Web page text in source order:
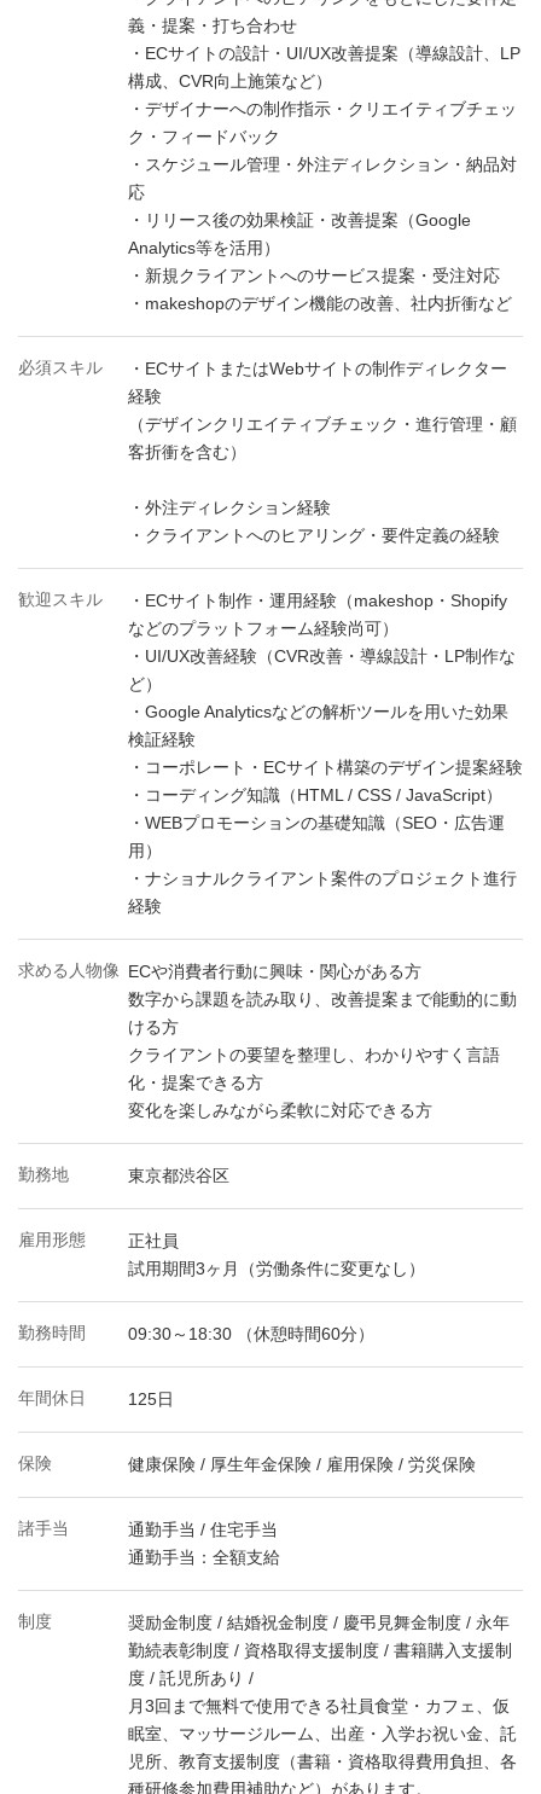
義・提案・打ち合わせ
・ECサイトの設計・UI/UX改善提案（導線設計、LP
構成、CVR向上施策など）
・デザイナーへの制作指示・クリエイティブチェッ
ク・フィードバック
・スケジュール管理・外注ディレクション・納品対
応
・リリース後の効果検証・改善提案（Google
Analytics等を活用）
・新規クライアントへのサービス提案・受注対応
・makeshopのデザイン機能の改善、社内折衝など
必須スキル
・ECサイトまたはWebサイトの制作ディレクター
経験
（デザインクリエイティブチェック・進行管理・顧
客折衝を含む）
・外注ディレクション経験
・クライアントへのヒアリング・要件定義の経験
歓迎スキル
・ECサイト制作・運用経験（makeshop・Shopify
などのプラットフォーム経験尚可）
・UI/UX改善経験（CVR改善・導線設計・LP制作な
ど）
・Google Analyticsなどの解析ツールを用いた効果
検証経験
・コーポレート・ECサイト構築のデザイン提案経験
・コーディング知識（HTML / CSS / JavaScript）
・WEBプロモーションの基礎知識（SEO・広告運
用）
・ナショナルクライアント案件のプロジェクト進行
経験
求める人物像 ECや消費者行動に興味・関心がある方
数字から課題を読み取り、改善提案まで能動的に動
ける方
クライアントの要望を整理し、わかりやすく言語
化・提案できる方
変化を楽しみながら柔軟に対応できる方
勤務地 東京都渋谷区
雇用形態
正社員
試用期間3ヶ月（労働条件に変更なし）
勤務時間 09:30～18:30 （休憩時間60分）
年間休日 125日
保険 健康保険 / 厚生年金保険 / 雇用保険 / 労災保険
諸手当
通勤手当 / 住宅手当
通勤手当：全額支給
制度
奨励金制度 / 結婚祝金制度 / 慶弔見舞金制度 / 永年
勤続表彰制度 / 資格取得支援制度 / 書籍購入支援制
度 / 託児所あり /
月3回まで無料で使用できる社員食堂・カフェ、仮
眠室、マッサージルーム、出産・入学お祝い金、託
児所、教育支援制度（書籍・資格取得費用負担、各
種研修参加費用補助など）があります。